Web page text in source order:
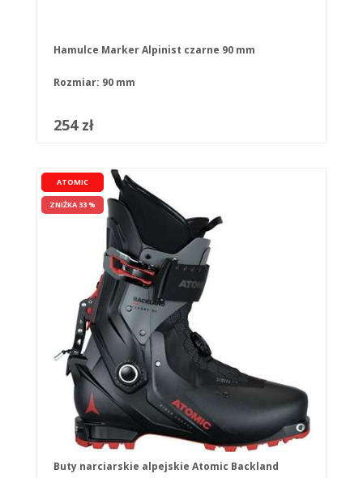
Hamulce Marker Alpinist czarne 90 mm
Rozmiar: 90 mm
254 zł
ATOMIC
ZNIŻKA 33 %
Buty narciarskie alpejskie Atomic Backland